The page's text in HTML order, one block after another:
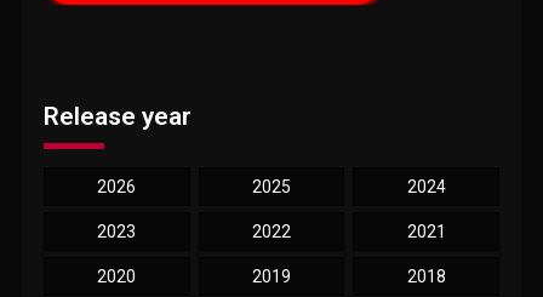
Release year
2026 2025 2024
2023 2022 2021
2020 2019 2018